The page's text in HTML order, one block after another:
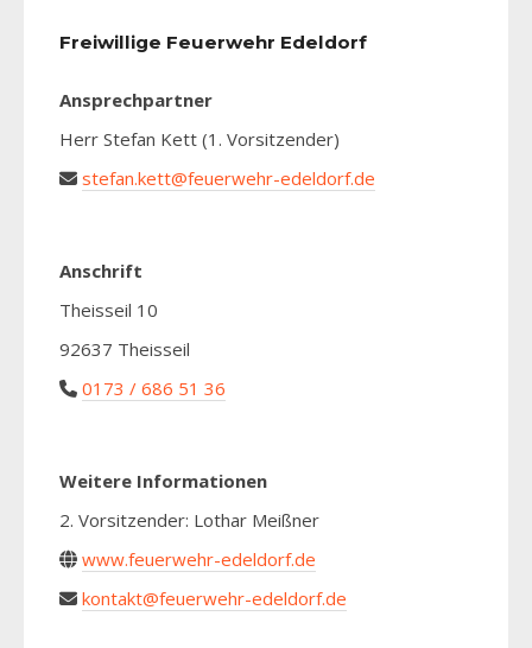
Freiwillige Feuerwehr Edeldorf
Ansprechpartner
Herr Stefan Kett (1. Vorsitzender)
stefan.kett@feuerwehr-edeldorf.de
Anschrift
Theisseil 10
92637 Theisseil
0173 / 686 51 36
Weitere Informationen
2. Vorsitzender: Lothar Meißner
www.feuerwehr-edeldorf.de
kontakt@feuerwehr-edeldorf.de